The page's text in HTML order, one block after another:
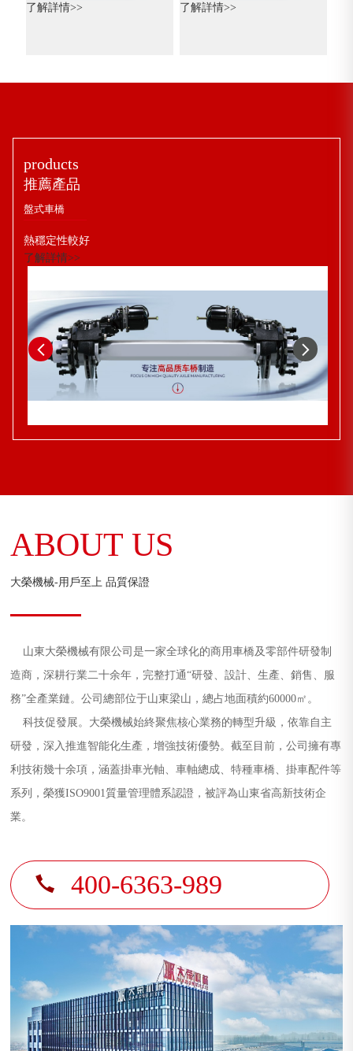
了解詳情>> 了解詳情>>
products
推薦產品
盤式車橋
熱穩定性較好
了解詳情>>
ABOUT US
大榮機械-用戶至上 品質保證
山東大榮機械有限公司是一家全球化的商用車橋及零部件研發制
造商，深耕行業二十余年，完整打通“研發、設計、生產、銷售、服
務”全產業鏈。公司總部位于山東梁山，總占地面積約60000㎡。
科技促發展。大榮機械始終聚焦核心業務的轉型升級，依靠自主
研發，深入推進智能化生產，增強技術優勢。截至目前，公司擁有專
利技術幾十余項，涵蓋掛車光軸、車軸總成、特種車橋、掛車配件等
系列，榮獲ISO9001質量管理體系認證，被評為山東省高新技術企
業。
400-6363-989